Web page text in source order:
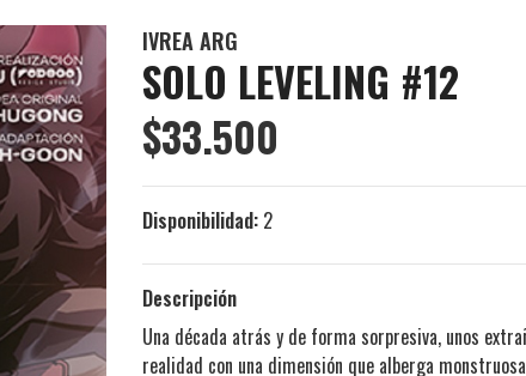
IVREA ARG
SOLO LEVELING #12
$33.500
Disponibilidad: 2
Descripción
Una década atrás y de forma sorpresiva, unos
realidad con una dimensión que alberga